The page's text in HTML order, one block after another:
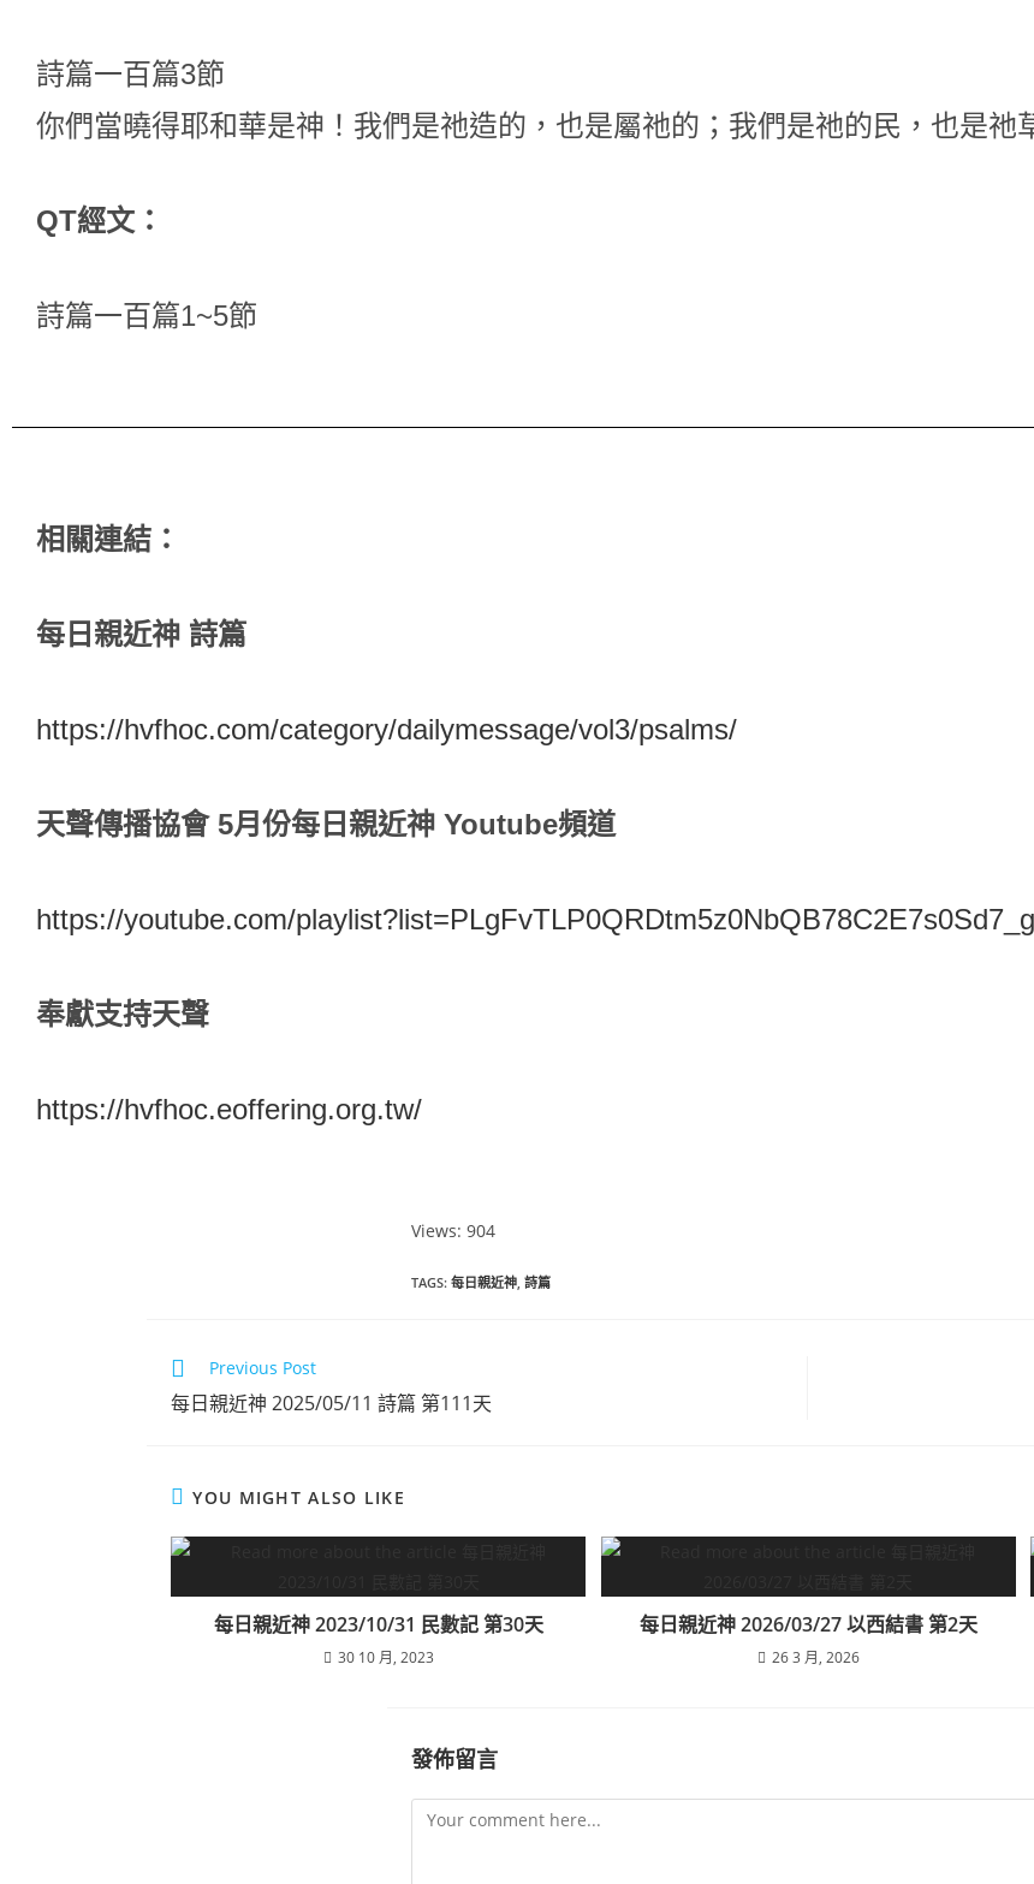
詩篇一百篇3節
你們當曉得耶和華是神！我們是祂造的，也是屬祂的；我們是祂的民，也是祂
QT經文：
詩篇一百篇1~5節
相關連結：
每日親近神 詩篇
https://hvfhoc.com/category/dailymessage/vol3/psalms/
天聲傳播協會 5月份每日親近神 Youtube頻道
https://youtube.com/playlist?list=PLgFvTLP0QRDtm5z0NbQB78C2E7s0Sd7_g
奉獻支持天聲
https://hvfhoc.eoffering.org.tw/
Views: 904
TAGS: 每日親近神 詩篇
Previous Post
每日親近神 2025/05/11 詩篇 第111天
YOU MIGHT ALSO LIKE
每日親近神 2023/10/31 民數記 第30天
30 10 月, 2023
每日親近神 2026/03/27 以西結書 第2天
26 3 月, 2026
發佈留言